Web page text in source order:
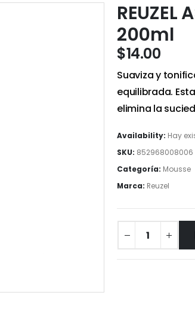
REUZEL
200ml
$14.00
Suaviza y
equilibrada.
elimina la
Availability: Hay
SKU: 852968008006
Categoría: Mousse
Marca: Reuzel